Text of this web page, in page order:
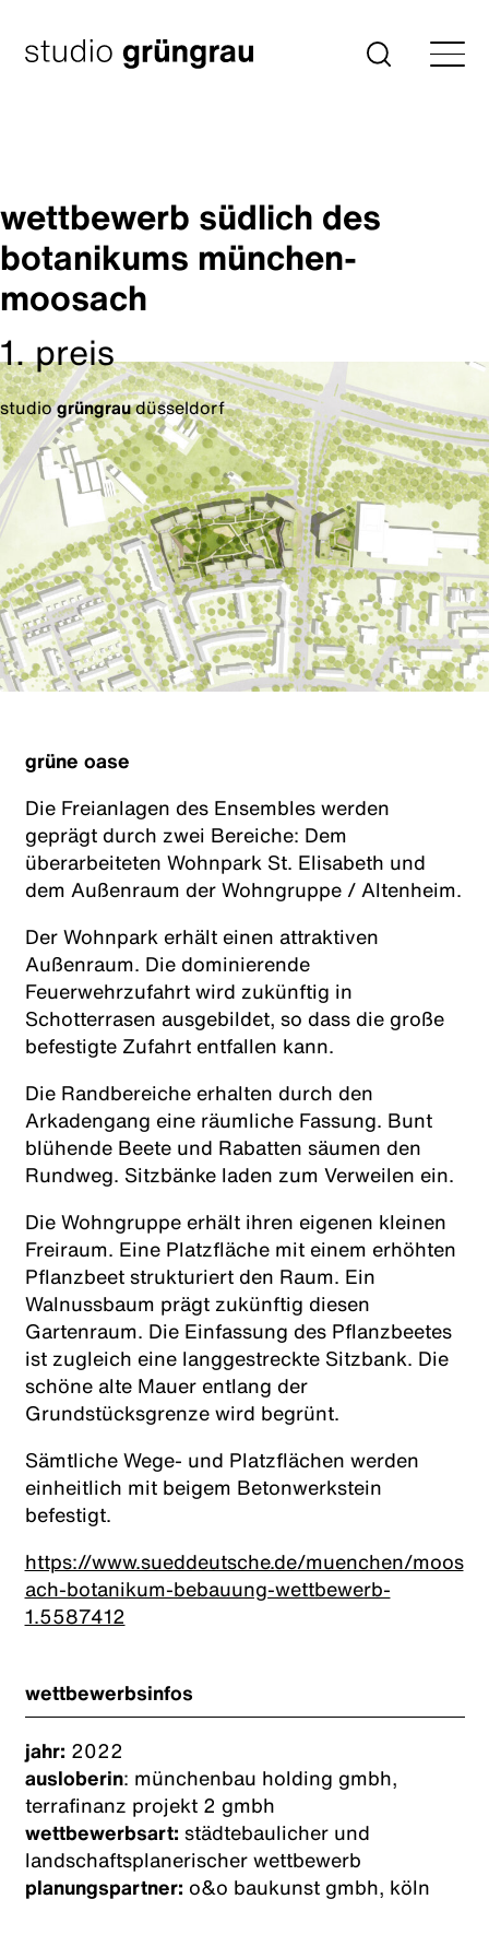
Inhalt
springen
Startseite Suche
wettbewerb südlich des
botanikums münchen-
moosach
1. preis
studiogrüngraudüsseldorf
grüne oase
Die Freianlagen des Ensembles werden
geprägt durch zwei Bereiche: Dem
überarbeiteten Wohnpark St. Elisabeth und
dem Außenraum der Wohngruppe / Altenheim.
Der Wohnpark erhält einen attraktiven
Außenraum. Die dominierende
Feuerwehrzufahrt wird zukünftig in
Schotterrasen ausgebildet, so dass die große
befestigte Zufahrt entfallen kann.
Die Randbereiche erhalten durch den
Arkadengang eine räumliche Fassung. Bunt
blühende Beete und Rabatten säumen den
Rundweg. Sitzbänke laden zum Verweilen ein.
Die Wohngruppe erhält ihren eigenen kleinen
Freiraum. Eine Platzfläche mit einem erhöhten
Pflanzbeet strukturiert den Raum. Ein
Walnussbaum prägt zukünftig diesen
Gartenraum. Die Einfassung des Pflanzbeetes
ist zugleich eine langgestreckte Sitzbank. Die
schöne alte Mauer entlang der
Grundstücksgrenze wird begrünt.
Sämtliche Wege- und Platzflächen werden
einheitlich mit beigem Betonwerkstein
befestigt.
https://www.sueddeutsche.de/muenchen/moos
ach-botanikum-bebauung-wettbewerb-
1.5587412
wettbewerbsinfos
jahr: 2022
ausloberin: münchenbau holding gmbh,
terrafinanz projekt 2 gmbh
wettbewerbsart: städtebaulicher und
landschaftsplanerischer wettbewerb
planungspartner: o&o baukunst gmbh, köln